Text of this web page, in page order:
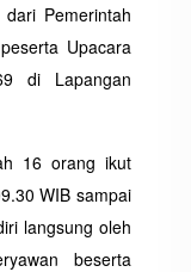
Pemerintah
Upacara
di Lapangan
16 orang ikut
WIB sampai
langsung oleh
beserta